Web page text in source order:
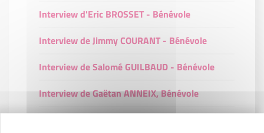
Interview d'Eric BROSSET - Bénévole
Interview de Jimmy COURANT - Bénévole
Interview de Salomé GUILBAUD - Bénévole
Interview de Gaëtan ANNEIX, Bénévole